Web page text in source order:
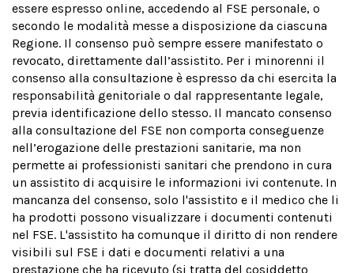
essere espresso online, accedendo al FSE personale, o
secondo le modalità messe a disposizione da ciascuna
Regione. Il consenso può sempre essere manifestato o
revocato, direttamente dall’assistito. Per i minorenni il
consenso alla consultazione è espresso da chi esercita la
responsabilità genitoriale o dal rappresentante legale,
previa identificazione dello stesso. Il mancato consenso
alla consultazione del FSE non comporta conseguenze
nell’erogazione delle prestazioni sanitarie, ma non
permette ai professionisti sanitari che prendono in cura
un assistito di acquisire le informazioni ivi contenute. In
mancanza del consenso, solo l'assistito e il medico che li
ha prodotti possono visualizzare i documenti contenuti
nel FSE. L'assistito ha comunque il diritto di non rendere
visibili sul FSE i dati e documenti relativi a una
prestazione che ha ricevuto (si tratta del cosiddetto